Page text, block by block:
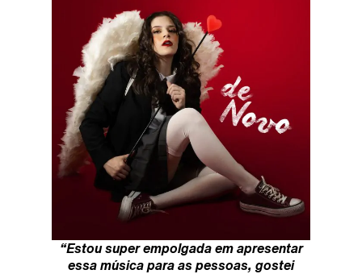
“Estou super empolgada em apresentar
essa música para as pessoas, gostei